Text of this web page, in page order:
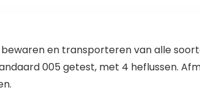
bewaren en transporteren van alle
005 getest, met 4 heflussen.